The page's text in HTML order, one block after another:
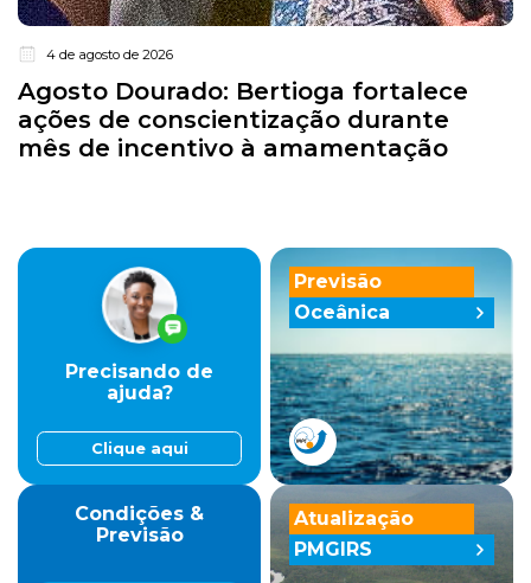
4 de agosto de 2026
Agosto Dourado: Bertioga fortalece
ações de conscientização durante
mês de incentivo à amamentação
Previsão
Oceânica
Precisando de
ajuda?
Clique aqui
Condições &
Previsão
Atualização
PMGIRS